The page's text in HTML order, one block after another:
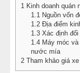
1 Kinh doanh
1.1Nguồn vốn
1.2Địa điểm
1.3Xác định đối
1.4Máy móc và
nước mía
2 Tham khảo giá